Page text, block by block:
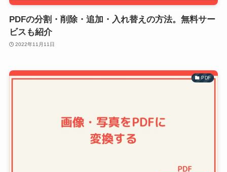
PDFの分割・削除・追加・入れ替えの方法。無料サー
ビスも紹介
2022年11月11日
PDF